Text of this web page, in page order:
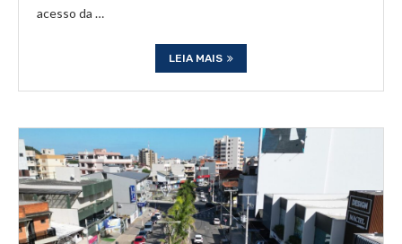
acesso da …
LEIA MAIS